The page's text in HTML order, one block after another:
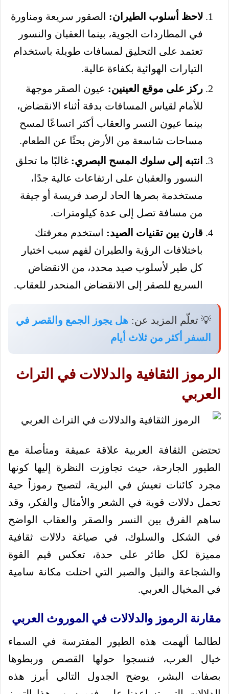
لاحظ أسلوب الطيران: الصقور سريعة ومناورة
في المطاردات الجوية، بينما العقبان والنسور
تعتمد على التحليق لمسافات طويلة باستخدام
التيارات الهوائية بكفاءة عالية.
ركز على موقع العينين: عيون الصقر موجهة
للأمام لقياس المسافات بدقة أثناء الانقضاض،
بينما عيون النسر والعقاب أكثر اتساعًا لمسح
مساحات شاسعة من الأرض بحثًا عن الطعام.
انتبه إلى سلوك المسح البصري: غالبًا ما تحلق
النسور والعقبان على ارتفاعات عالية جدًا،
مستخدمة بصرها الحاد لرصد فريسة أو جيفة
من مسافة تصل إلى عدة كيلومترات.
قارن بين تقنيات الصيد: استخدم معرفتك
باختلافات الرؤية والطيران لفهم سبب اختيار
كل طير لأسلوب صيد محدد، من الانقضاض
السريع للصقر إلى الانقضاض المنحدر للعقاب.
💡 تعلّم المزيد عن: هل يجوز الجمع والقصر في
السفر أكثر من ثلاث أيام
الرموز الثقافية والدلالات في التراث
العربي
تحتضن الثقافة العربية علاقة عميقة ومتأصلة مع
الطيور الجارحة، حيث تجاوزت النظرة إليها كونها
مجرد كائنات تعيش في البرية، لتصبح رموزاً حية
تحمل دلالات قوية في الشعر والأمثال والفكر، وقد
ساهم الفرق بين النسر والصقر والعقاب الواضح
في الشكل والسلوك، في صياغة دلالات ثقافية
مميزة لكل طائر على حدة، تعكس قيم القوة
والشجاعة والنبل والصبر التي احتلت مكانة سامية
في المخيال العربي.
مقارنة الرموز والدلالات في الموروث العربي
لطالما ألهمت هذه الطيور المفترسة في السماء
خيال العرب، فنسجوا حولها القصص وربطوها
بصفات البشر، يوضح الجدول التالي أبرز هذه